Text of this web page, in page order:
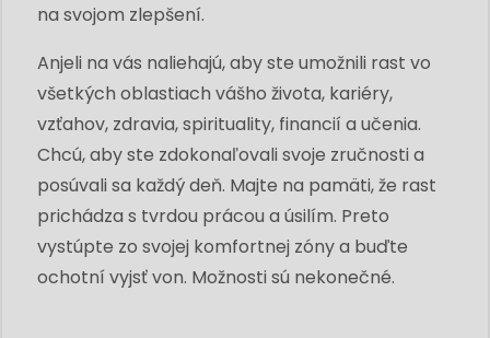
na svojom zlepšení.
Anjeli na vás naliehajú, aby ste umožnili rast vo
všetkých oblastiach vášho života, kariéry,
vzťahov, zdravia, spirituality, financií a učenia.
Chcú, aby ste zdokonaľovali svoje zručnosti a
posúvali sa každý deň. Majte na pamäti, že rast
prichádza s tvrdou prácou a úsilím. Preto
vystúpte zo svojej komfortnej zóny a buďte
ochotní vyjsť von. Možnosti sú nekonečné.